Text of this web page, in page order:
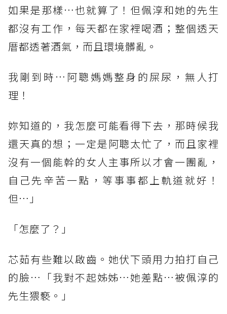
如果是那樣…也就算了！但佩淳和她的先生
都沒有工作，每天都在家裡喝酒；整個透天
厝都透著酒氣，而且環境髒亂。
我剛到時…阿聰媽媽整身的屎尿，無人打
理！
妳知道的，我怎麼可能看得下去，那時候我
還天真的想；一定是阿聰太忙了，而且家裡
沒有一個能幹的女人主事所以才會一團亂，
自己先辛苦一點，等事事都上軌道就好！
但…」
「怎麼了？」
芯茹有些難以啟齒。她伏下頭用力拍打自己
的臉…「我對不起姊姊…她差點…被佩淳的
先生猥褻。」